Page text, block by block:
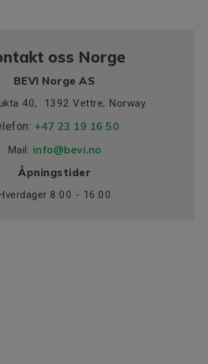
oss Norge
BEVI Norge AS
40, 1392 Vettre, Norway
+47 23 19 16 50
Mail: info@bevi.no
Åpningstider
8:00 - 16:00